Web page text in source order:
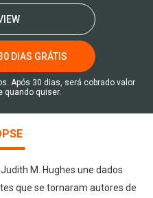
DIAS GRÁTIS
Após 30 dias, será cobrado valor
quando quiser.
M. Hughes une dados
que se tornaram autores de